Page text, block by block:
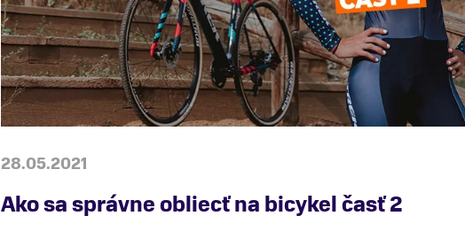
28.05.2021
Ako sa správne obliecť na bicykel časť 2